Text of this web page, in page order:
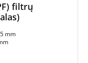
filtrų
mm